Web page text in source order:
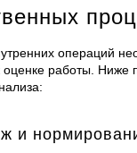
операций
работы. Ниже
и